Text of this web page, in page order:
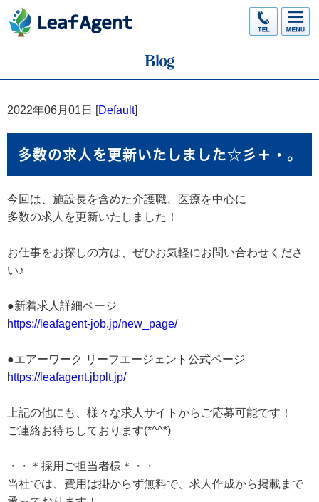
2022年06月01日 [Default]
多数の求人を更新いたしました☆彡＋・。
今回は、施設長を含めた介護職、医療を中心に
多数の求人を更新いたしました！
お仕事をお探しの方は、ぜひお気軽にお問い合わせくださ
い♪
●新着求人詳細ページ
https://leafagent-job.jp/new_page/
●エアーワーク リーフエージェント公式ページ
https://leafagent.jbplt.jp/
上記の他にも、様々な求人サイトからご応募可能です！
ご連絡お待ちしております(*^^*)
・・＊採用ご担当者様＊・・
当社では、費用は掛からず無料で、求人作成から掲載まで